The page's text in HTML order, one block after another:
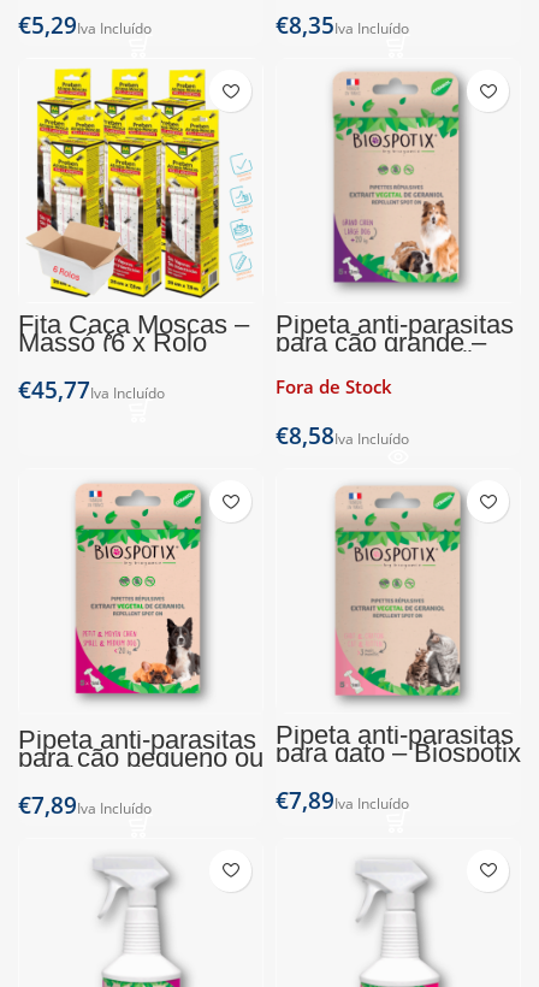
€ €
Fita Caça Moscas –
Massó (6 x Rolo
25cm x 7,5m)
€
Pipeta anti-parasitas
para cão grande –
Biospotix (3x3ml)
Fora de Stock
€
Pipeta anti-parasitas
para cão pequeno ou
médio – Biospotix
(5x1ml)
€
Pipeta anti-parasitas
para gato – Biospotix
(5x1ml)
€